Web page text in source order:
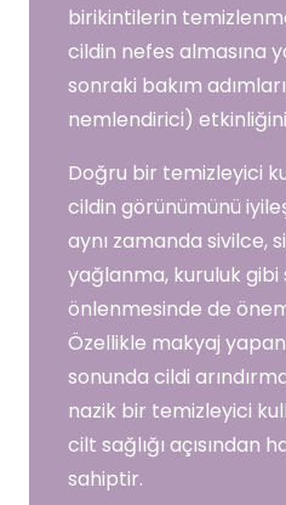
birikintilerin
cildin nefes almasına
sonraki bakım
nemlendirici) etkinliğini
Doğru bir temizleyici
cildin görünümünü
aynı zamanda sivilce,
yağlanma, kuruluk gibi
önlenmesinde de
Özellikle makyaj
sonunda cildi
nazik bir temizleyici
cilt sağlığı açısından
sahiptir.